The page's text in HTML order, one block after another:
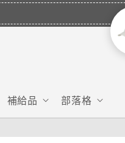
補給品 部落格